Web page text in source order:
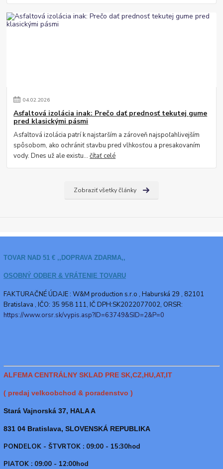
04.02.2026
Asfaltová izolácia inak: Prečo dať prednosť tekutej gume
pred klasickými pásmi
Asfaltová izolácia patrí k najstarším a zároveň najspoľahlivejším
spôsobom, ako ochrániť stavbu pred vlhkosťou a presakovaním
vody. Dnes už ale existu...čítať celé
Zobraziť všetky články
TOVAR NAD 51 € ,,DOPRAVA ZDARMA,,
OSOBNÝ ODBER & VRÁTENIE TOVARU
FAKTURAČNÉ ÚDAJE : W&M production s.r.o , Haburská 29 , 82101
Bratislava , IČO: 35 958 111, IČ DPH:SK2022077002, ORSR:
https://www.orsr.sk/vypis.asp?ID=63749&SID=2&P=0
ALFEMA CENTRÁLNY SKLAD PRE SK,CZ,HU,AT,IT
( predaj velkoobchod & poradenstvo )
Stará Vajnorská 37, HALA A
831 04 Bratislava, SLOVENSKÁ REPUBLIKA
PONDELOK - ŠTVRTOK : 09:00 - 15:30hod
PIATOK : 09:00 - 12:00hod